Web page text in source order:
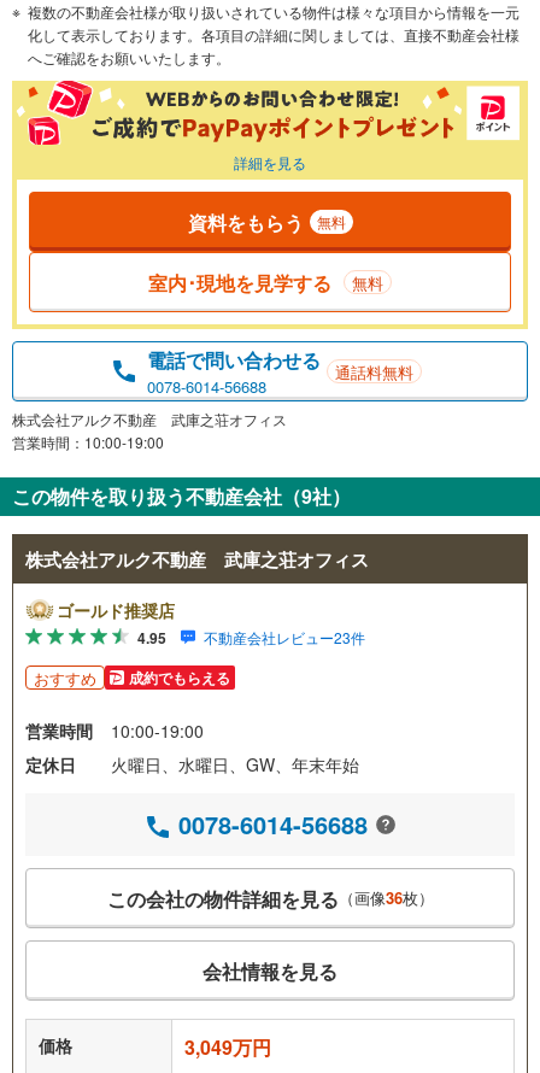
複数の不動産会社様が取り扱いされている物件は様々な項目から情報を一元
化して表示しております。各項目の詳細に関しましては、直接不動産会社様
へご確認をお願いいたします。
詳細を見る
資料をもらう 無料
室内･現地を見学する 無料
電話で問い合わせる
0078-6014-56688
通話料無料
株式会社アルク不動産 武庫之荘オフィス
営業時間：10:00-19:00
この物件を取り扱う不動産会社（9社）
株式会社アルク不動産 武庫之荘オフィス
ゴールド推奨店
4.95 不動産会社レビュー23件
おすすめ 成約でもらえる
営業時間
10:00-19:00
定休日
火曜日、水曜日、GW、年末年始
0078-6014-56688
この会社の物件詳細を見る （画像36枚）
会社情報を見る
価格 3,049万円